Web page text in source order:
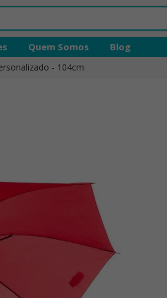
Quem Somos Blog
- 104cm